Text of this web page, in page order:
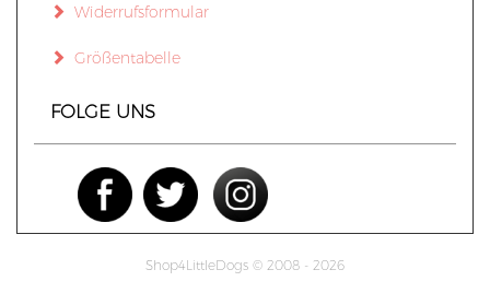
Widerrufsformular
Größentabelle
FOLGE UNS
Shop4LittleDogs © 2008 - 2026